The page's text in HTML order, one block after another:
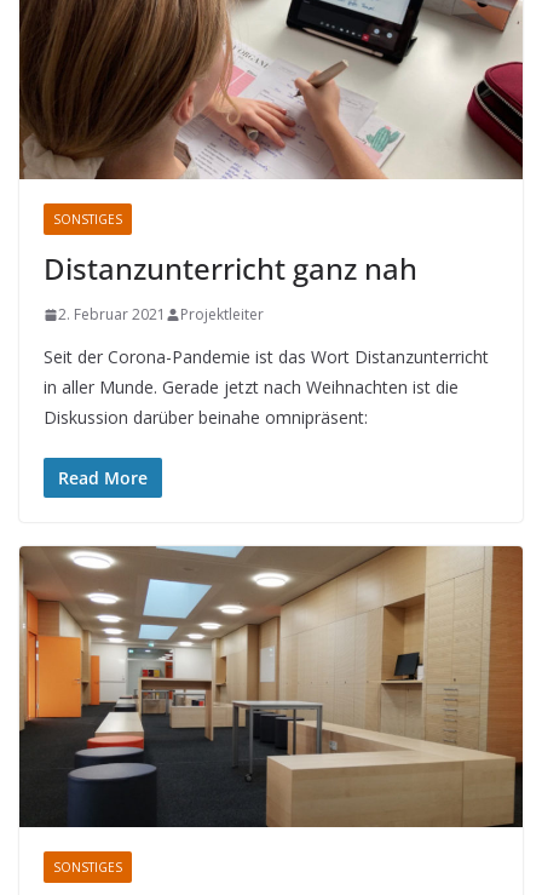
SONSTIGES
Distanzunterricht ganz nah
2. Februar 2021 Projektleiter
Seit der Corona-Pandemie ist das Wort Distanzunterricht
in aller Munde. Gerade jetzt nach Weihnachten ist die
Diskussion darüber beinahe omnipräsent:
Read More
SONSTIGES